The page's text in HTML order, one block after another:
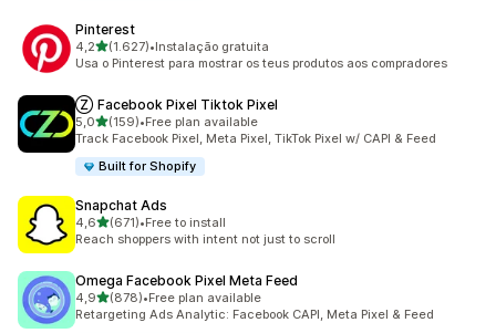
Pinterest
4,2de 5 estrelas
(1.627)
1627 total de avaliações
•Instalação gratuita
Usa o Pinterest para mostrar os teus produtos aos compradores
Ⓩ Facebook Pixel Tiktok Pixel
5,0de 5 estrelas
(159)
159 total de avaliações
•Free plan available
Track Facebook Pixel, Meta Pixel, TikTok Pixel w/ CAPI & Feed
Built for Shopify
Snapchat Ads
4,6de 5 estrelas
(671)
671 total de avaliações
•Free to install
Reach shoppers with intent not just to scroll
Omega Facebook Pixel Meta Feed
4,9de 5 estrelas
(878)
878 total de avaliações
•Free plan available
Retargeting Ads Analytic: Facebook CAPI, Meta Pixel & Feed